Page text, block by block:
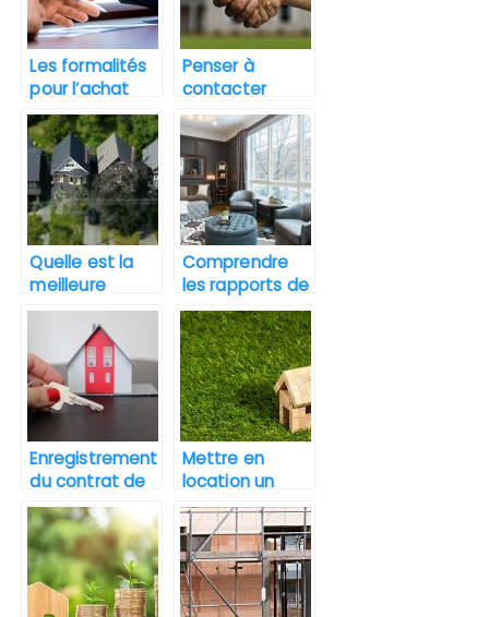
Les formalités
pour l’achat
d’un bien
immobilier
Penser à
contacter
plusieurs
agents
immobiliers
pour l’achat
d’un bien.
Quelle est la
meilleure
alternative en
matériau pour
construire une
maison ?
Comprendre
les rapports de
diagnostic
immobilier
Enregistrement
du contrat de
location : à qui
cela profite-t-
il?
Mettre en
location un
bien immobilier.